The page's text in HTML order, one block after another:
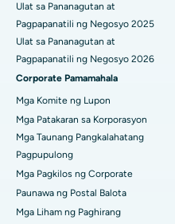
Pinakamahusay na Ospital sa
Pinakamahusay na Ospital sa
Pinakamahusay na Ospital sa
Pinakamahusay na Ospital sa
Pinakamahusay na Ospital sa
Pinakamahusay na Ospital sa
Pinakamahusay na Ospital sa
Ulat sa Pananagutan at
Pagpapanatili ng Negosyo 2025
Ulat sa Pananagutan at
Pagpapanatili ng Negosyo 2026
Corporate Pamamahala
Mga Komite ng Lupon
Mga Patakaran sa Korporasyon
Mga Taunang Pangkalahatang
Pagpupulong
Mga Pagkilos ng Corporate
Paunawa ng Postal Balota
Mga Liham ng Paghirang